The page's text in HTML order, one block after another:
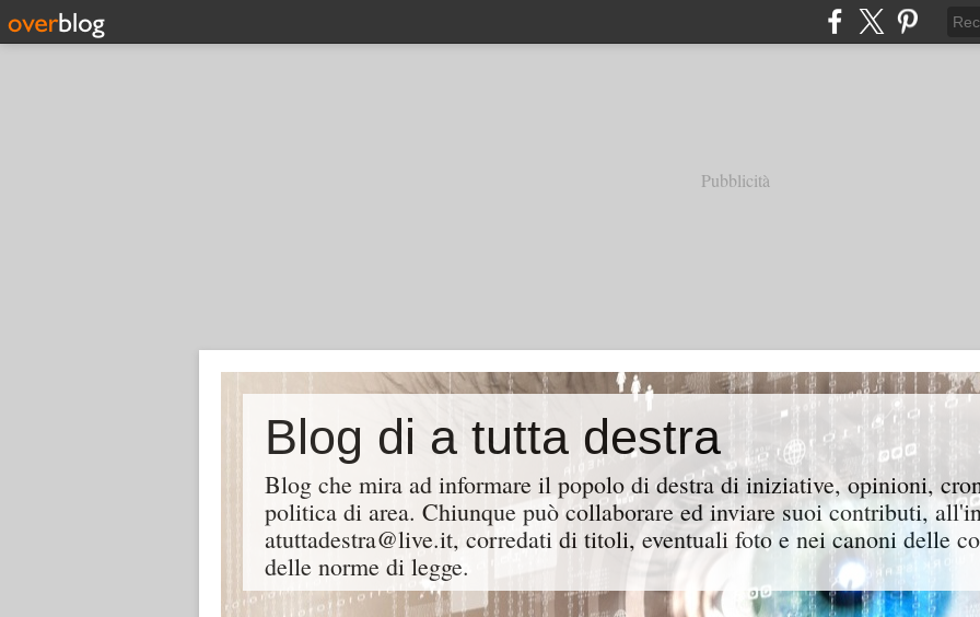
Pubblicità
Blog di a tutta destra
Blog che mira ad informare il popolo di destra di iniziative, opinioni,
politica di area. Chiunque può collaborare ed inviare suoi contributi,
atuttadestra@live.it, corredati di titoli, eventuali foto e nei canoni delle
delle norme di legge.